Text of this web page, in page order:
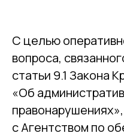
С целью
вопроса,
статьи 9.1 Закона
«Об
с Агентством по